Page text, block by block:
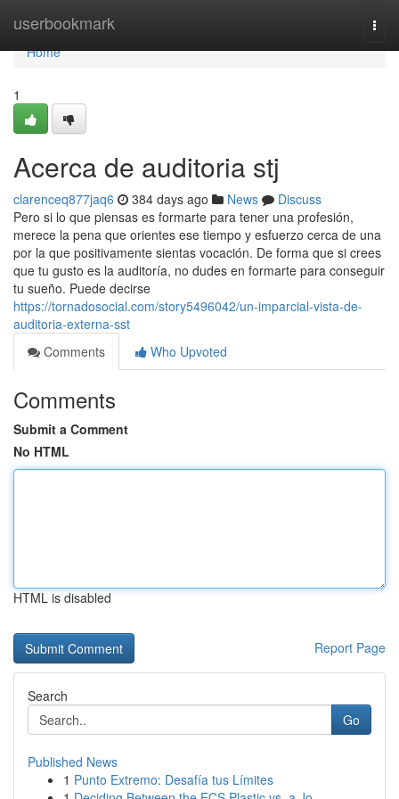
userbookmark
Home
Home
1
Acerca de auditoria stj
clarenceq877jaq6 384 days ago News
Discuss
Pero si lo que piensas es formarte para tener una profesión,
merece la pena que orientes ese tiempo y esfuerzo cerca de una
por la que positivamente sientas vocación. De forma que si crees
que tu gusto es la auditoría, no dudes en formarte para conseguir
tu sueño. Puede decirse
https://tornadosocial.com/story5496042/un-imparcial-vista-de-
auditoria-externa-sst
Comments
Who Upvoted
Comments
Submit a Comment
No HTML
HTML is disabled
Report Page
Search
Go
Published News
1 Punto Extremo: Desafía tus Límites